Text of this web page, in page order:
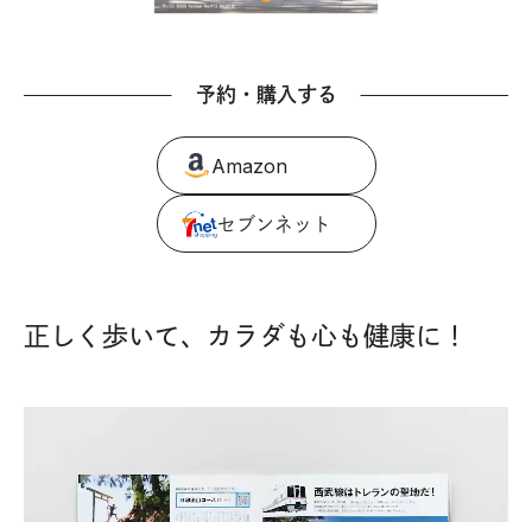
予約・購入する
Amazon
セブンネット
正しく歩いて、カラダも心も健康に！